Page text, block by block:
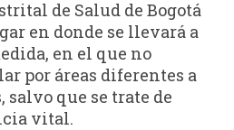
de Salud de Bogotá
en donde se llevará a
en el que no
por áreas diferentes a
salvo que se trate de
vital.